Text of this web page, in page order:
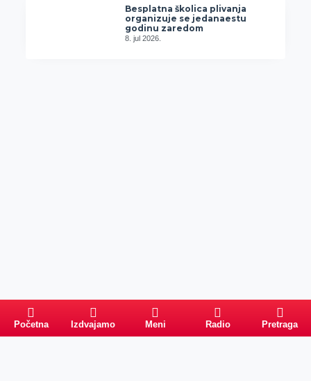
Besplatna školica plivanja
organizuje se jedanaestu
godinu zaredom
8. jul 2026.
Početna Izdvajamo Meni Radio Pretraga